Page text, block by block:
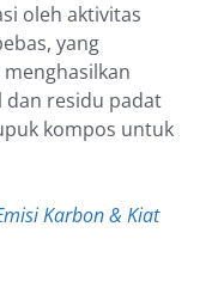
oleh aktivitas
yang
dan residu padat
kompos untuk
Karbon & Kiat